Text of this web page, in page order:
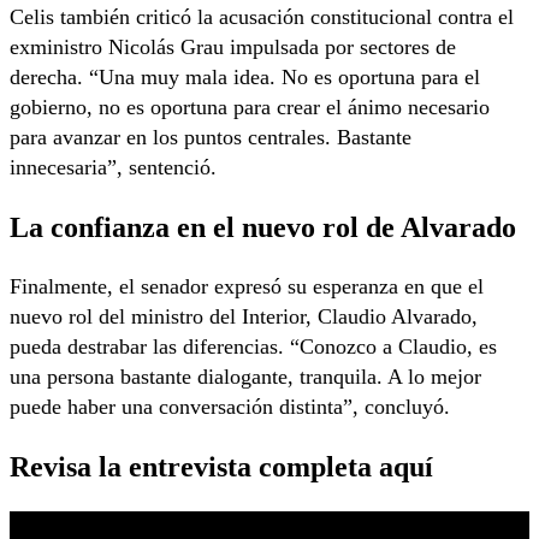
Celis también criticó la acusación constitucional contra el
exministro Nicolás Grau impulsada por sectores de
derecha. “Una muy mala idea. No es oportuna para el
gobierno, no es oportuna para crear el ánimo necesario
para avanzar en los puntos centrales. Bastante
innecesaria”, sentenció.
La confianza en el nuevo rol de Alvarado
Finalmente, el senador expresó su esperanza en que el
nuevo rol del ministro del Interior, Claudio Alvarado,
pueda destrabar las diferencias. “Conozco a Claudio, es
una persona bastante dialogante, tranquila. A lo mejor
puede haber una conversación distinta”, concluyó.
Revisa la entrevista completa aquí